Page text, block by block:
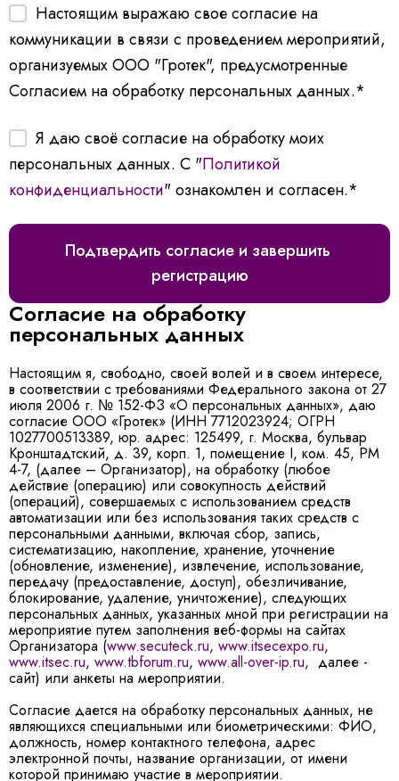
Настоящим выражаю свое согласие на
коммуникации в связи с проведением мероприятий,
организуемых ООО "Гротек", предусмотренные
Согласием на обработку персональных данных.*
Я даю своё согласие на обработку моих
персональных данных. С "Политикой
конфиденциальности" ознакомлен и согласен.*
Согласие на обработку
персональных данных
Настоящим я, свободно, своей волей и в своем интересе,
в соответствии с требованиями Федерального закона от 27
июля 2006 г. № 152-ФЗ «О персональных данных», даю
согласие ООО «Гротек» (ИНН 7712023924; ОГРН
1027700513389, юр. адрес: 125499, г. Москва, бульвар
Кронштадтский, д. 39, корп. 1, помещение I, ком. 45, РМ
4-7, (далее – Организатор), на обработку (любое
действие (операцию) или совокупность действий
(операций), совершаемых с использованием средств
автоматизации или без использования таких средств с
персональными данными, включая сбор, запись,
систематизацию, накопление, хранение, уточнение
(обновление, изменение), извлечение, использование,
передачу (предоставление, доступ), обезличивание,
блокирование, удаление, уничтожение), следующих
персональных данных, указанных мной при регистрации на
мероприятие путем заполнения веб-формы на сайтах
Организатора (www.secuteck.ru, www.itsecexpo.ru,
www.itsec.ru, www.tbforum.ru, www.all-over-ip.ru, далее -
сайт) или анкеты на мероприятии.
Согласие дается на обработку персональных данных, не
являющихся специальными или биометрическими: ФИО,
должность, номер контактного телефона, адрес
электронной почты, название организации, от имени
которой принимаю участие в мероприятии.